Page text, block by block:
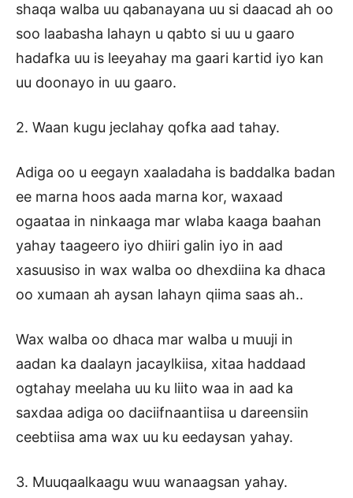
shaqa walba uu qabanayana uu si daacad ah oo
soo laabasha lahayn u qabto si uu u gaaro
hadafka uu is leeyahay ma gaari kartid iyo kan
uu doonayo in uu gaaro.
2. Waan kugu jeclahay qofka aad tahay.
Adiga oo u eegayn xaaladaha is baddalka badan
ee marna hoos aada marna kor, waxaad
ogaataa in ninkaaga mar wlaba kaaga baahan
yahay taageero iyo dhiiri galin iyo in aad
xasuusiso in wax walba oo dhexdiina ka dhaca
oo xumaan ah aysan lahayn qiima saas ah..
Wax walba oo dhaca mar walba u muuji in
aadan ka daalayn jacaylkiisa, xitaa haddaad
ogtahay meelaha uu ku liito waa in aad ka
saxdaa adiga oo daciifnaantiisa u dareensiin
ceebtiisa ama wax uu ku eedaysan yahay.
3. Muuqaalkaagu wuu wanaagsan yahay.